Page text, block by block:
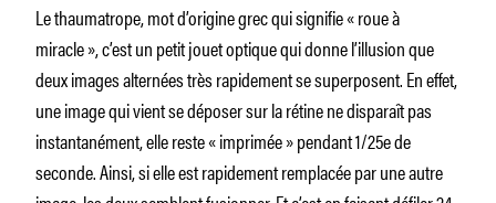
Le thaumatrope, mot d’origine grec qui signifie « roue à
miracle », c’est un petit jouet optique qui donne l’illusion que
deux images alternées très rapidement se superposent. En effet,
une image qui vient se déposer sur la rétine ne disparaît pas
instantanément, elle reste « imprimée » pendant 1/25e de
seconde. Ainsi, si elle est rapidement remplacée par une autre